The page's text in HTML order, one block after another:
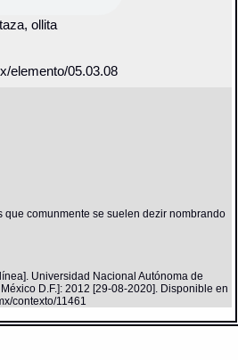
ollita
elemento/05.03.08
que comunmente se suelen dezir nombrando
Universidad Nacional Autónoma de
D.F.]: 2012 [29-08-2020]. Disponible en
contexto/11461